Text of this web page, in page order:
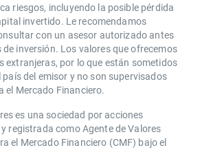
riesgos, incluyendo la posible pérdida
invertido. Le recomendamos
con un asesor autorizado antes
inversión. Los valores que ofrecemos
extranjeras, por lo que están sometidos
del emisor y no son supervisados
el Mercado Financiero.
es una sociedad por acciones
registrada como Agente de Valores
el Mercado Financiero (CMF) bajo el